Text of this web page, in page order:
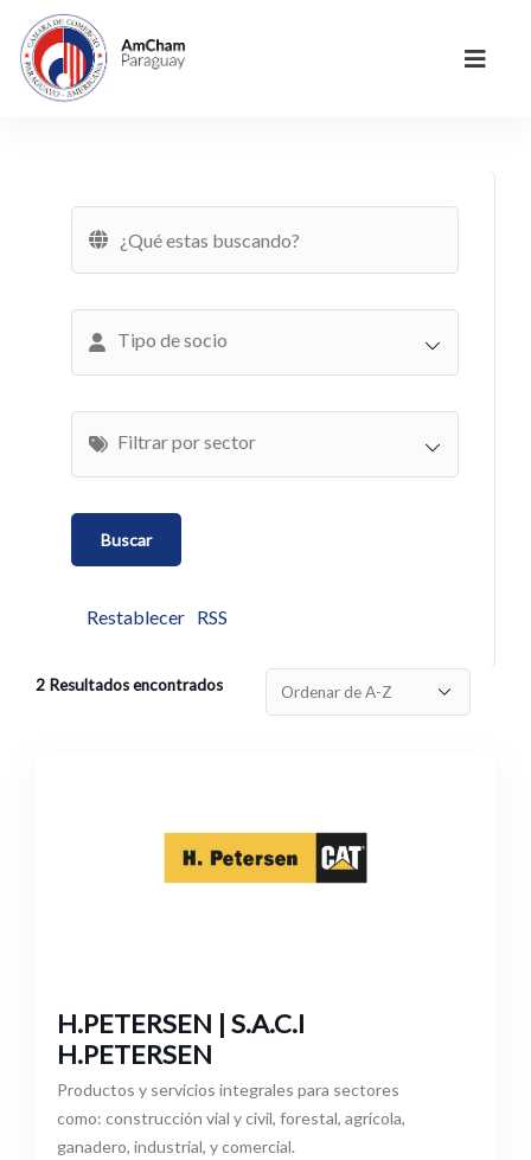
Tipo de socio
Filtrar por sector
Restablecer RSS
2 Resultados encontrados
H.PETERSEN | S.A.C.I
H.PETERSEN
Productos y servicios integrales para sectores
como: construcción vial y civil, forestal, agrícola,
ganadero, industrial, y comercial.